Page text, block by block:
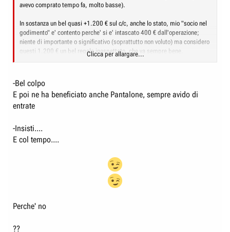
avevo comprato tempo fa, molto basse).
In sostanza un bel quasi +1.200 € sul c/c, anche lo stato, mio "socio nel
godimento" e' contento perche' si e' intascato 400 € dall'operazione;
niente di importante o significativo (soprattutto non voluto) ma considero
questi 1.200 € un bel regalo inaspettato, che va sempre bene.
rimane in positivo di diverse decine di punti %, qualcosa ovviamente si
riapprezzera' ma ovviamente non potra' recuperare il salto generato dalla
vendita di una divisione anche se cio' servira' come volano per
consolidare e rilanciare altri business.
Insomma, come sempre sorrido beato e mi dico, ridendo, "peccato non
averne prese quasi 3000 invece che quasi 300"!
valori molto simili al pre-guerra (pur con situazioni sulle singole azioni
molto diverse), vediamo quando accadra' il prossimo roller coaster voluto
Clicca per allargare...
-Bel colpo
E poi ne ha beneficiato anche Pantalone, sempre avido di
entrate
-Insisti....
E col tempo....
Perche' no
??